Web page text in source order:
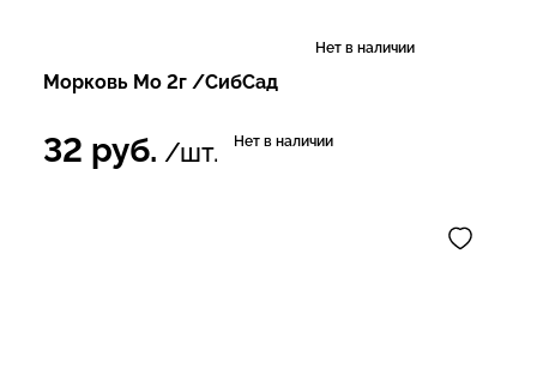
Нет в наличии
Морковь Мо 2г /СибСад
32 руб. /шт. Нет в наличии